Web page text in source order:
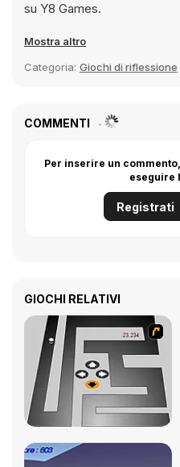
su Y8 Games.
Mostra altro
Categoria: Giochi di riflessione
COMMENTI
Per inserire un
eseguire
Registrati
GIOCHI RELATIVI